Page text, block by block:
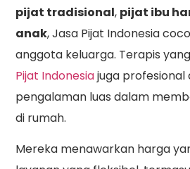
pijat tradisional, pijat ibu
anak, Jasa Pijat Indonesia
anggota keluarga. Terapis
Pijat Indonesiajuga profesional
pengalaman luas dalam
di rumah.
Mereka menawarkan harga